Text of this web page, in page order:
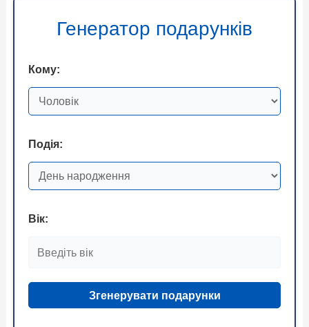
Генератор подарунків
Кому:
Подія:
Вік:
Згенерувати подарунки